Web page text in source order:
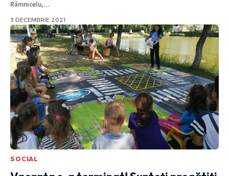
Râmnicelu,…
3 DECEMBRIE 2021
SOCIAL